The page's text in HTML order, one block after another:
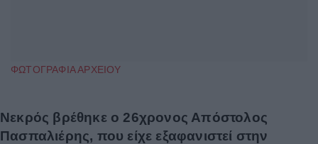
ΦΩΤΟΓΡΑΦΙΑ ΑΡΧΕΙΟΥ
Νεκρός βρέθηκε ο 26χρονος Απόστολος
Πασπαλιέρης, που είχε εξαφανιστεί στην